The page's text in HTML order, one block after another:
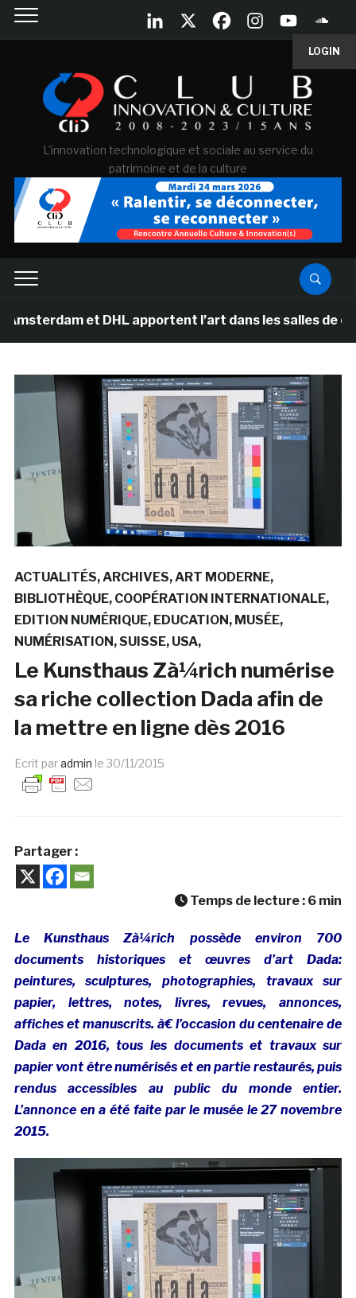
LOGIN
L'innovation technologique et sociale au service du
patrimoine et de la culture
et DHL apportent l’art dans les salles de classe
ACTUALITÉS ARCHIVES ART MODERNE
BIBLIOTHÈQUE COOPÉRATION INTERNATIONALE
EDITION NUMÉRIQUE EDUCATION MUSÉE
NUMÉRISATION SUISSE USA
Le Kunsthaus Zà¼rich numérise
sa riche collection Dada afin de
la mettre en ligne dès 2016
Ecrit paradmin le 30/11/2015
Partager :
Temps de lecture : 6 min
Le Kunsthaus Zà¼rich possède environ 700
documents historiques et œuvres d’art Dada:
peintures, sculptures, photographies, travaux sur
papier, lettres, notes, livres, revues, annonces,
affiches et manuscrits. à€ l’occasion du centenaire de
Dada en 2016, tous les documents et travaux sur
papier vont être numérisés et en partie restaurés, puis
rendus accessibles au public du monde entier.
L’annonce en a été faite par le musée le 27 novembre
2015.